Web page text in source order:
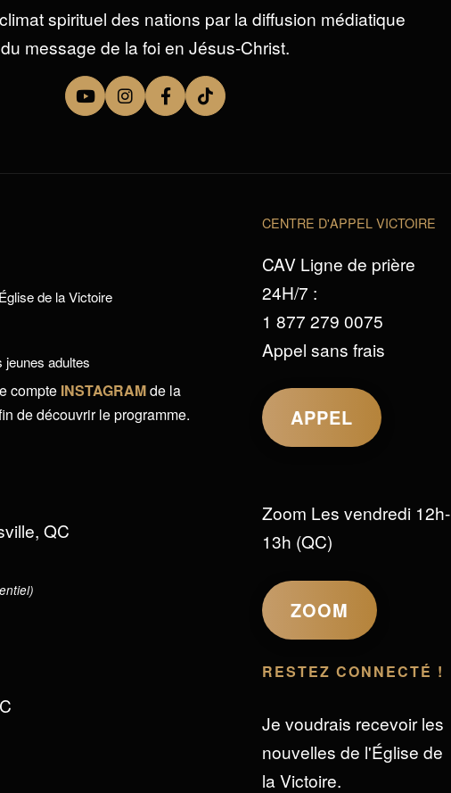
spirituel des nations par la diffusion médiatique
du message de la foi en Jésus-Christ.
de la Victoire
jeunes adultes
compte INSTAGRAMde la
de découvrir le programme.
QC
CENTRE D'APPEL VICTOIRE
CAV Ligne de prière
24H/7 :
1 877 279 0075
Appel sans frais
APPEL
Zoom Les vendredi 12h-
13h (QC)
ZOOM
RESTEZ CONNECTÉ !
Je voudrais recevoir les
nouvelles de l'Église de
la Victoire.